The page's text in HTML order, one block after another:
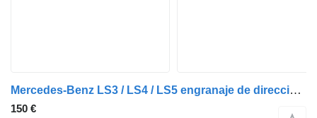
Mercedes-Benz LS3 / LS4 / LS5 engranaje de dirección para coche
150 €